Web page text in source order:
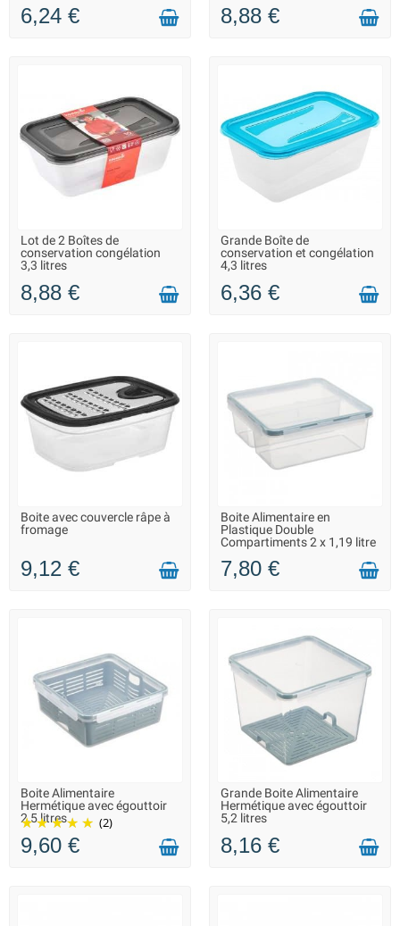
6,24 € 8,88 €
LIVRAISON 2 À 3 JOURS
Lot de 2 Boîtes de
conservation congélation
3,3 litres
8,88 €
LIVRAISON 2 À 3 JOURS
Grande Boîte de
conservation et congélation
4,3 litres
6,36 €
LIVRAISON 2 À 3 JOURS
Boite avec couvercle râpe à
fromage
9,12 €
FIN DE SÉRIE : QUANTITÉ
MAX. DISPONIBLE
Boite Alimentaire en
Plastique Double
Compartiments 2 x 1,19 litre
7,80 €
LIVRAISON 2 À 3 JOURS
Boite Alimentaire
Hermétique avec égouttoir
2,5 litres
(2)
9,60 €
FIN DE SÉRIE : QUANTITÉ
MAX. DISPONIBLE
Grande Boite Alimentaire
Hermétique avec égouttoir
5,2 litres
8,16 €